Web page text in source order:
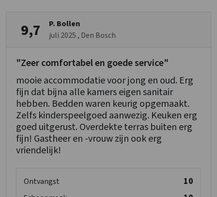
9,7
P. Bollen
juli 2025, Den Bosch
"Zeer comfortabel en goede service"
mooie accommodatie voor jong en oud. Erg
fijn dat bijna alle kamers eigen sanitair
hebben. Bedden waren keurig opgemaakt.
Zelfs kinderspeelgoed aanwezig. Keuken erg
goed uitgerust. Overdekte terras buiten erg
fijn! Gastheer en -vrouw zijn ook erg
vriendelijk!
Ontvangst 10